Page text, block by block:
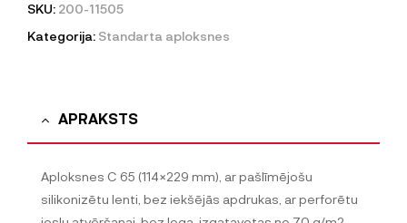
SKU: 200-11505
Kategorija: Standarta aploksnes
APRAKSTS
Aploksnes C 65 (114×229 mm), ar pašlīmējošu
silikonizētu lenti, bez iekšējās apdrukas, ar perforētu